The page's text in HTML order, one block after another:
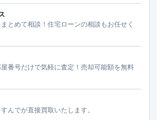
とめて相談！住宅ローンの相談もお任せく
番号だけで気軽に査定！売却可能額を無料
んでが直接買取いたします。